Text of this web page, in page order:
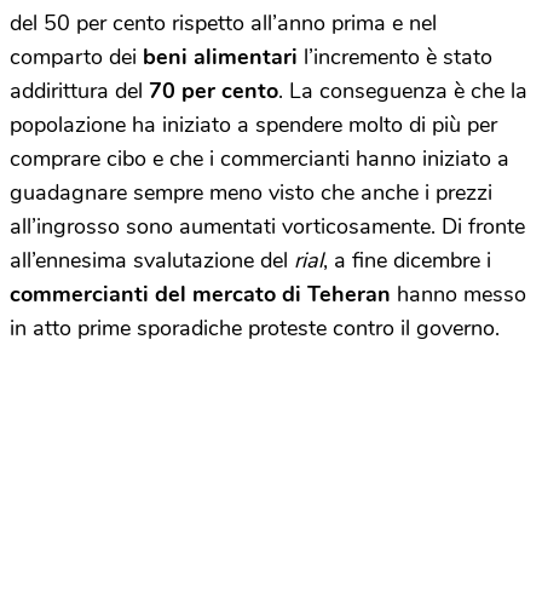
del 50 per cento rispetto all’anno prima e nel
comparto dei beni alimentari l’incremento è stato
addirittura del 70 per cento. La conseguenza è che la
popolazione ha iniziato a spendere molto di più per
comprare cibo e che i commercianti hanno iniziato a
guadagnare sempre meno visto che anche i prezzi
all’ingrosso sono aumentati vorticosamente. Di fronte
all’ennesima svalutazione del rial, a fine dicembre i
commercianti del mercato di Teheran hanno messo
in atto prime sporadiche proteste contro il governo.